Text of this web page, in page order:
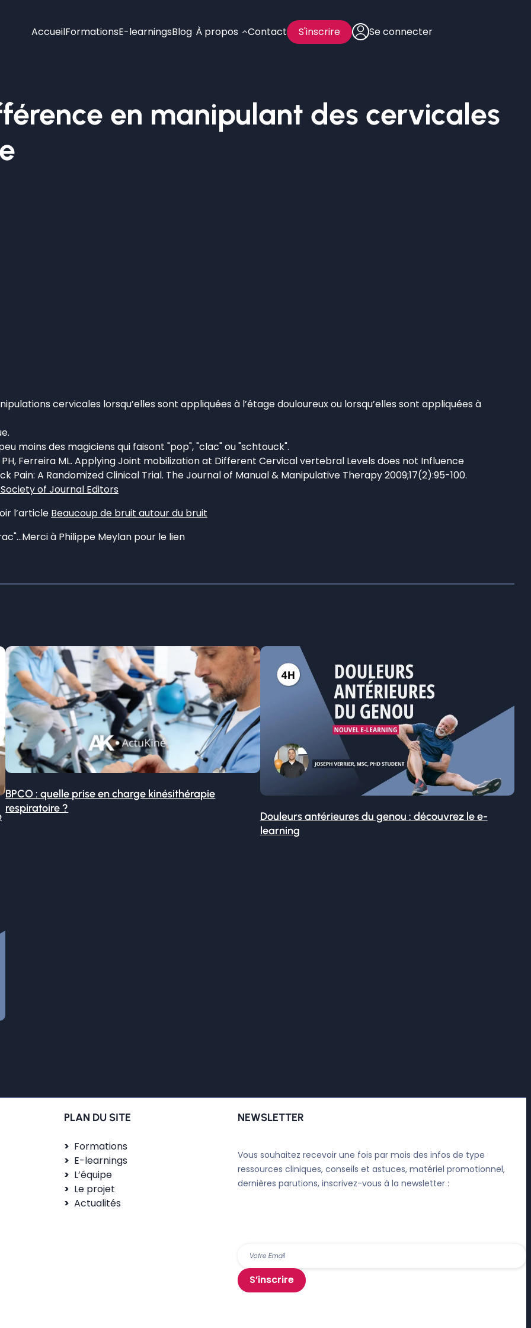
AccueilFormationsE-learningsBlog À propos Contact S'inscrire Se connecter
en manipulant des cervicales
cervicales lorsqu’elles sont appliquées à l’étage douloureux ou lorsqu’elles sont appliquées à
moins des magiciens qui faisont "pop", "clac" ou "schtouck".
PH, Ferreira ML. Applying Joint mobilization at Different Cervical vertebral Levels does not Influence
Pain: A Randomized Clinical Trial. The Journal of Manual & Manipulative Therapy 2009;17(2):95-100.
of Journal Editors
l’article Beaucoup de bruit autour du bruit
à Philippe Meylan pour le lien
BPCO : quelle prise en charge kinésithérapie
respiratoire ?
Douleurs antérieures du genou : découvrez le e-
learning
PLAN DU SITE
Formations
E-learnings
L’équipe
Le projet
Actualités
NEWSLETTER
Vous souhaitez recevoir une fois par mois des infos de type
ressources cliniques, conseils et astuces, matériel promotionnel,
dernières parutions, inscrivez-vous à la newsletter :
S’inscrire